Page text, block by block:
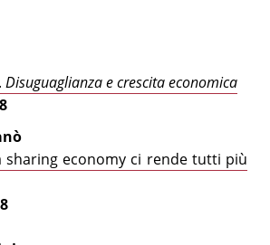
Disuguaglianza e crescita economica
sharing economy ci rende tutti più